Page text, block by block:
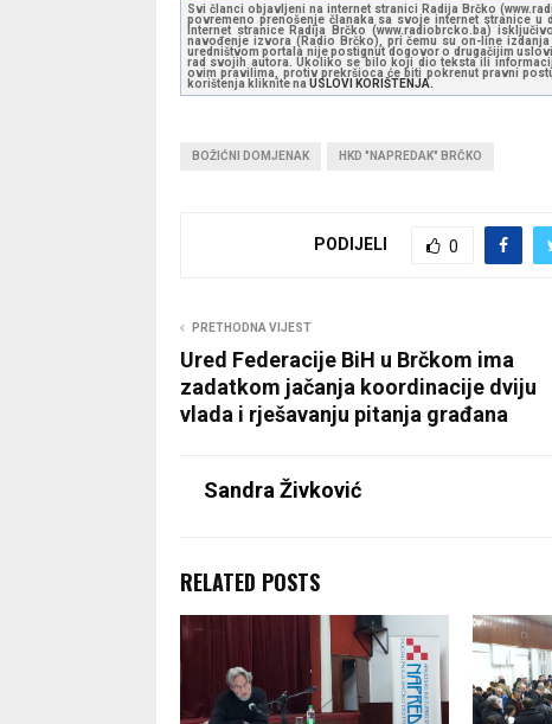
Svi članci objavljeni na internet stranici Radija Brčko
povremeno prenošenje članaka sa svoje internet stranice
Internet stranice Radija Brčko (www.radiobrcko.ba)
navođenje izvora (Radio Brčko), pri čemu su on-line
uredništvom portala nije postignut dogovor o drugačijim
rad svojih autora. Ukoliko se bilo koji dio teksta ili
ovim pravilima, protiv prekršioca će biti pokrenut pravni
korištenja kliknite na USLOVI KORIŠTENJA.
BOŽIĆNI DOMJENAK HKD "NAPREDAK" BRČKO
PODIJELI 0
PRETHODNA VIJEST
Ured Federacije BiH u Brčkom ima
zadatkom jačanja koordinacije dviju
vlada i rješavanju pitanja građana
Sandra Živković
RELATED POSTS